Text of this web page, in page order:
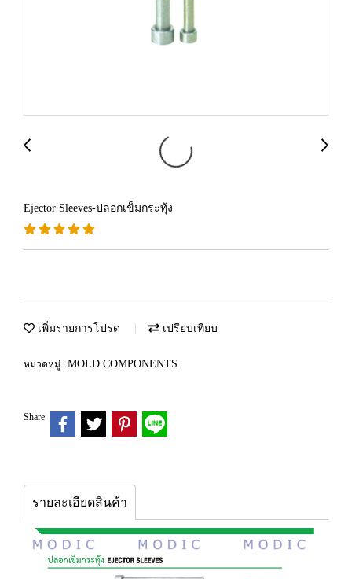
Ejector Sleeves-ปลอกเข็มกระทุ้ง
เพิ่มรายการโปรด เปรียบเทียบ
หมวดหมู่ : MOLD COMPONENTS
Share
รายละเอียดสินค้า